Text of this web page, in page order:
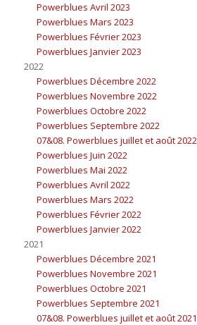
Powerblues Avril 2023
Powerblues Mars 2023
Powerblues Février 2023
Powerblues Janvier 2023
2022
Powerblues Décembre 2022
Powerblues Novembre 2022
Powerblues Octobre 2022
Powerblues Septembre 2022
07&08. Powerblues juillet et août 2022
Powerblues Juin 2022
Powerblues Mai 2022
Powerblues Avril 2022
Powerblues Mars 2022
Powerblues Février 2022
Powerblues Janvier 2022
2021
Powerblues Décembre 2021
Powerblues Novembre 2021
Powerblues Octobre 2021
Powerblues Septembre 2021
07&08. Powerblues juillet et août 2021